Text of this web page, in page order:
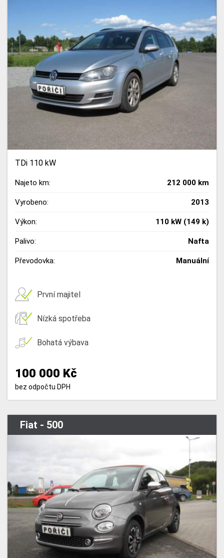
TDi 110 kW
Najeto km: 212 000 km
Vyrobeno: 2013
Výkon: 110 kW (149 k)
Palivo: Nafta
Převodovka: Manuální
První majitel
Nízká spotřeba
Bohatá výbava
100 000 Kč
bez odpočtu DPH
Fiat - 500